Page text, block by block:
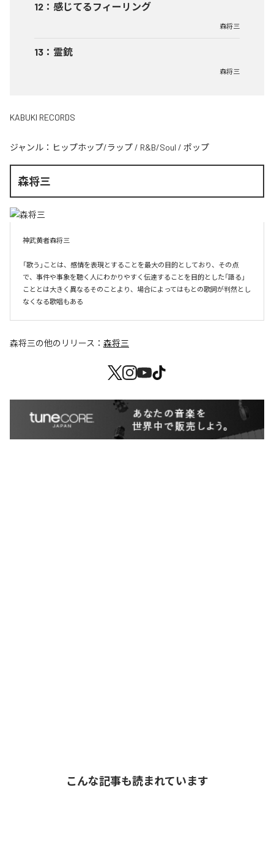
12 ： 感じてるフィーリング
森将三
13 ： 霊銃
森将三
KABUKI RECORDS
ジャンル： ヒップホップ/ラップ / R&B/Soul / ポップ
森将三
神武黄者森将三
「歌う」ことは、感情を表現とすることを最大の目的としており、その点
で、事件や事象を聴く人にわかりやすく伝達することを目的とした「語る」
こととは大きく異なるそのことより、場合によってはもとの歌詞が判然とし
なくなる歌唱もある
森将三の他のリリース： 森将三
こんな記事も読まれています